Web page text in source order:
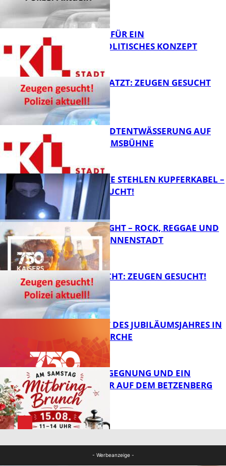
GEMEINSAM FÜR EIN
SENIORENPOLITISCHES KONZEPT
AUTO ZERKRATZT: ZEUGEN GESUCHT
TAG DER STADTENTWÄSSERUNG AUF
DER JUBILÄUMSBÜHNE
FB News
UNBEKANNTE STEHLEN KUPFERKABEL –
ZEUGEN GESUCHT!
ACOUSTIC FIGHT – ROCK, REGGAE UND
POP IN DER INNENSTADT
UNFALLFLUCHT: ZEUGEN GESUCHT!
FB News
HÖHEPUNKT DES JUBILÄUMSJAHRES IN
DER STIFTSKIRCHE
BRUNCH, BEGEGNUNG UND EIN
OFFENES OHR AUF DEM BETZENBERG
- Werbeanzeige -